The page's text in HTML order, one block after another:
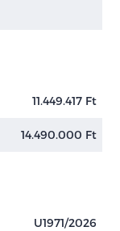
11.449.417 Ft
14.490.000 Ft
U1971/2026